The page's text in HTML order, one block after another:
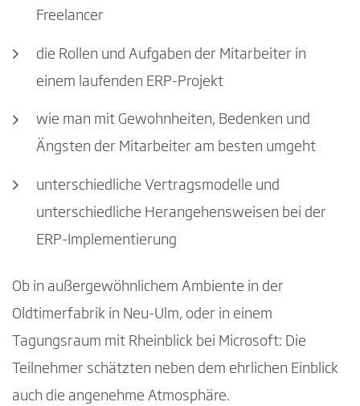
Freelancer
die Rollen und Aufgaben der Mitarbeiter in
einem laufenden ERP-Projekt
wie man mit Gewohnheiten, Bedenken und
Ängsten der Mitarbeiter am besten umgeht
unterschiedliche Vertragsmodelle und
unterschiedliche Herangehensweisen bei der
ERP-Implementierung
Ob in außergewöhnlichem Ambiente in der
Oldtimerfabrik in Neu-Ulm, oder in einem
Tagungsraum mit Rheinblick bei Microsoft: Die
Teilnehmer schätzten neben dem ehrlichen Einblick
auch die angenehme Atmosphäre.